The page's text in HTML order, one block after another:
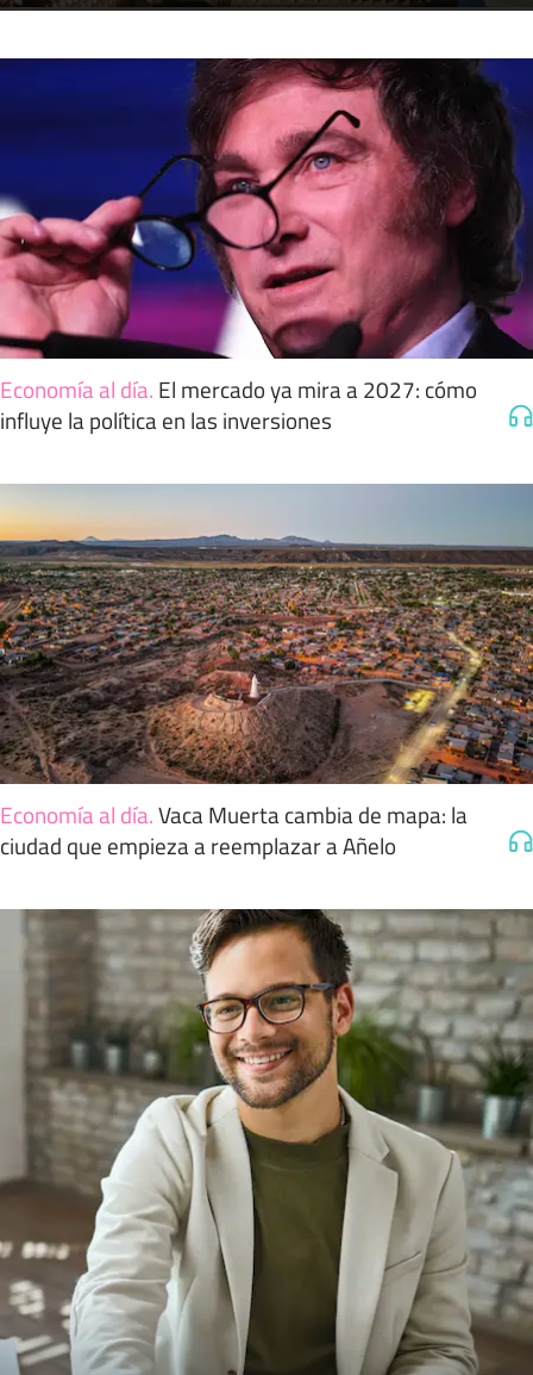
Economía al día. El mercado ya mira a 2027: cómo
influye la política en las inversiones
Economía al día.Vaca Muerta cambia de mapa: la
ciudad que empieza a reemplazar a Añelo